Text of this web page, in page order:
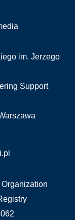
im. Jerzego
Support